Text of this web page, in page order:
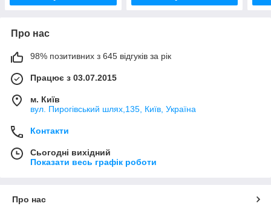
Про нас
98% позитивних з 645 відгуків за рік
Працює з 03.07.2015
м. Київ
вул. Пирогівський шлях,135, Київ, Україна
Контакти
Сьогодні вихідний
Показати весь графік роботи
Про нас